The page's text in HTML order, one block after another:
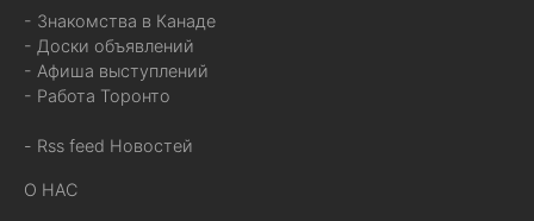
- Знакомства в Канаде
- Доски объявлений
- Афиша выступлений
- Работа Торонто
- Rss feed Новостей
О НАС